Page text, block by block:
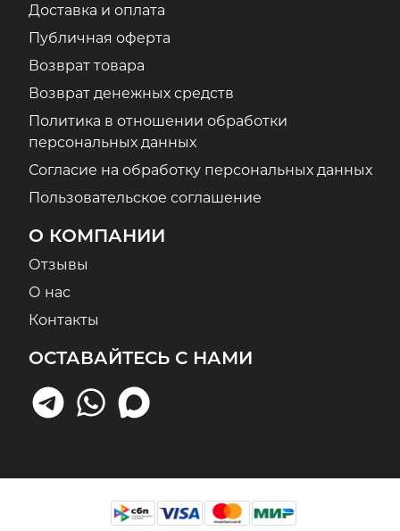
Доставка и оплата
Публичная оферта
Возврат товара
Возврат денежных средств
Политика в отношении обработки
персональных данных
Согласие на обработку персональных данных
Пользовательское соглашение
О КОМПАНИИ
Отзывы
О нас
Контакты
ОСТАВАЙТЕСЬ С НАМИ